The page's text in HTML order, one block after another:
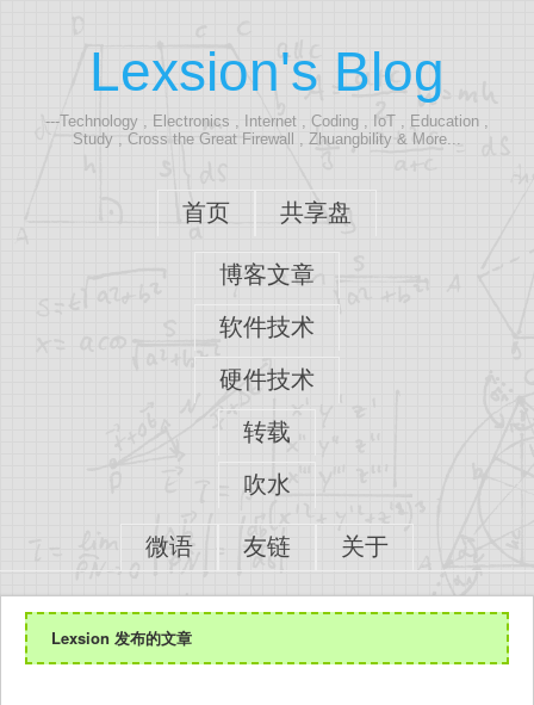
Lexsion's Blog
---Technology , Electronics , Internet , Coding , IoT , Education ,
Study , Cross the Great Firewall , Zhuangbility & More...
首页 共享盘
博客文章
软件技术
硬件技术
转载
吹水
微语 友链 关于
Lexsion 发布的文章